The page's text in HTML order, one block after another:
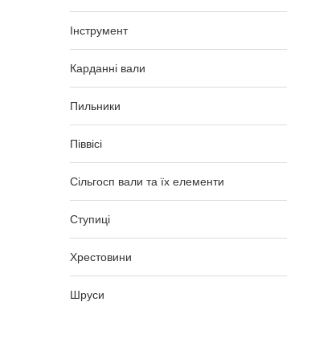
Інструмент
Карданні вали
Пильники
Піввісі
Сільгосп вали та їх елементи
Ступиці
Хрестовини
Шруси
Фланець Зі Шліцами 27 X 81.8 JCB 14
Шл 32-28мм, H-65мм, FL1310Z14